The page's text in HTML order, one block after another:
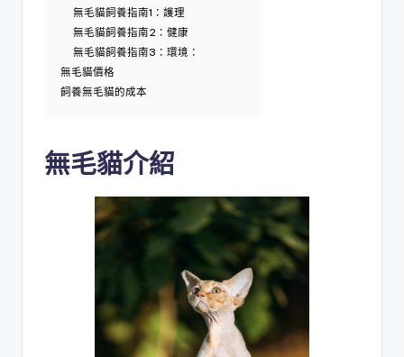
無毛貓飼養指南1：護理
無毛貓飼養指南2：健康
無毛貓飼養指南3：環境：
無毛貓價格
飼養無毛貓的成本
無毛貓介紹